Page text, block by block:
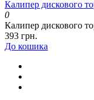
Калипер дискового
0
Калипер дискового
393 грн.
До кошика